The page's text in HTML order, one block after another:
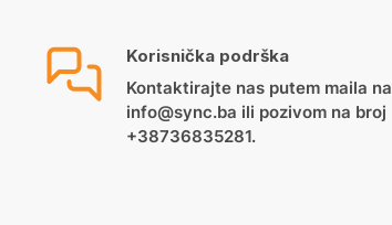
Korisnička podrška
Kontaktirajte nas putem maila na
info@sync.ba ili pozivom na broj
+38736835281.